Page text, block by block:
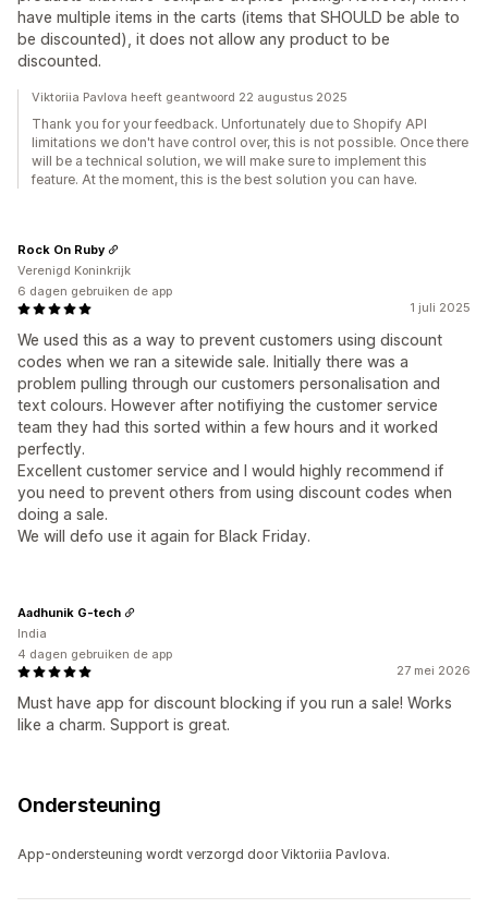
have multiple items in the carts (items that SHOULD be able to
be discounted), it does not allow any product to be
discounted.
Viktoriia Pavlova heeft geantwoord 22 augustus 2025
Thank you for your feedback. Unfortunately due to Shopify API
limitations we don't have control over, this is not possible. Once there
will be a technical solution, we will make sure to implement this
feature. At the moment, this is the best solution you can have.
1 juli 2025
We used this as a way to prevent customers using discount
codes when we ran a sitewide sale. Initially there was a
problem pulling through our customers personalisation and
text colours. However after notifiying the customer service
team they had this sorted within a few hours and it worked
perfectly.
Excellent customer service and I would highly recommend if
you need to prevent others from using discount codes when
doing a sale.
We will defo use it again for Black Friday.
Rock On Ruby
Verenigd Koninkrijk
6 dagen gebruiken de app
27 mei 2026
Must have app for discount blocking if you run a sale! Works
like a charm. Support is great.
Aadhunik G-tech
India
4 dagen gebruiken de app
Ondersteuning
App-ondersteuning wordt verzorgd door Viktoriia Pavlova.